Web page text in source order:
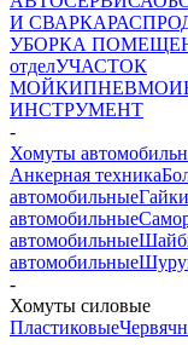
И СВАРКА
УБОРКА
отделУЧАСТОК
МОЙКИ
ИНСТРУМЕНТ
-
Хомуты
Анкерная техника
автомобильные
автомобильные
автомобильные
автомобильные
-
Хомуты силовые
Пластиковые